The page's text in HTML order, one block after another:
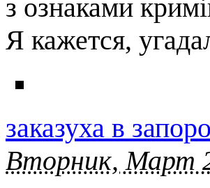
з ознаками
Я кажется,
заказуха в
Вторник, Март